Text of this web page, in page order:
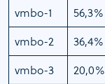
vmbo-1
56,3%
vmbo-2
36,4%
vmbo-3
20,0%